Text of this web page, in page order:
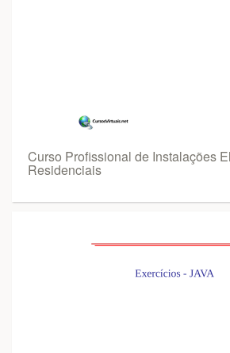
Curso Profissional de Instalações
Residenciais